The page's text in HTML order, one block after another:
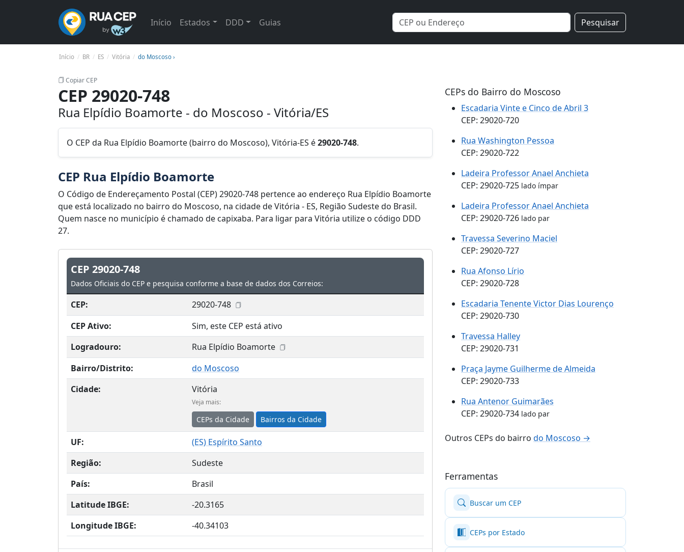
Início Estados DDD Guias Pesquisar
Início BR ES Vitória do Moscoso ›
Copiar CEP
CEP 29020-748
Rua Elpídio Boamorte - do Moscoso - Vitória/ES
O CEP da Rua Elpídio Boamorte (bairro do Moscoso), Vitória-ES é29020-748.
CEP Rua Elpídio Boamorte
O Código de Endereçamento Postal (CEP) 29020-748 pertence ao endereço Rua Elpídio Boamorte
que está localizado no bairro do Moscoso, na cidade de Vitória - ES, Região Sudeste do Brasil.
Quem nasce no município é chamado de capixaba. Para ligar para Vitória utilize o código DDD
27.
CEP 29020-748
Dados Oficiais do CEP e pesquisa conforme a base de dados dos Correios:
CEP:
29020-748
CEP Ativo:
Sim, este CEP está ativo
Logradouro:
Rua Elpídio Boamorte
Bairro/Distrito:
do Moscoso
Cidade:
Vitória
Veja mais:
CEPs da Cidade Bairros da Cidade
UF: (ES) Espírito Santo
Região:
Sudeste
País:
Brasil
Latitude IBGE:
-20.3165
Longitude IBGE:
-40.34103
CEPs do Bairro do Moscoso
Escadaria Vinte e Cinco de Abril 3
CEP: 29020-720
Rua Washington Pessoa
CEP: 29020-722
Ladeira Professor Anael Anchieta
CEP: 29020-725 lado ímpar
Ladeira Professor Anael Anchieta
CEP: 29020-726 lado par
Travessa Severino Maciel
CEP: 29020-727
Rua Afonso Lírio
CEP: 29020-728
Escadaria Tenente Victor Dias Lourenço
CEP: 29020-730
Travessa Halley
CEP: 29020-731
Praça Jayme Guilherme de Almeida
CEP: 29020-733
Rua Antenor Guimarães
CEP: 29020-734 lado par
Outros CEPs do bairro do Moscoso →
Ferramentas
Buscar um CEP
CEPs por Estado